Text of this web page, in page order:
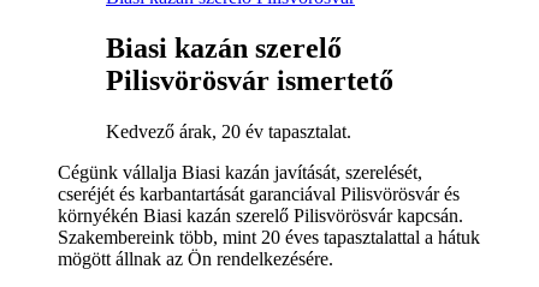
Biasi kazán szerelő
Pilisvörösvár ismertető
Kedvező árak, 20 év tapasztalat.
Cégünk vállalja Biasi kazán javítását, szerelését,
cseréjét és karbantartását garanciával Pilisvörösvár és
környékén Biasi kazán szerelő Pilisvörösvár kapcsán.
Szakembereink több, mint 20 éves tapasztalattal a hátuk
mögött állnak az Ön rendelkezésére.